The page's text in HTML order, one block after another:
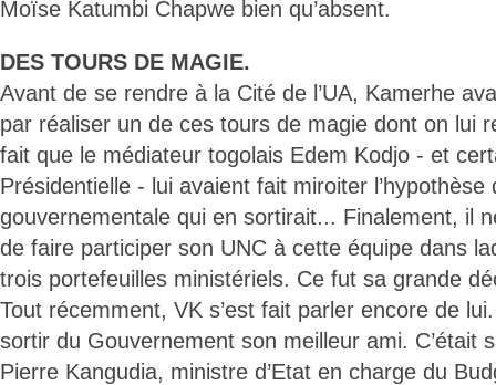
Moïse Katumbi Chapwe bien qu’absent.
DES TOURS DE MAGIE.
Avant de se rendre à la Cité de l’UA, Kamerhe
par réaliser un de ces tours de magie dont on lui
fait que le médiateur togolais Edem Kodjo - et
Présidentielle - lui avaient fait miroiter l’hypothèse
gouvernementale qui en sortirait... Finalement, il
de faire participer son UNC à cette équipe dans
trois portefeuilles ministériels. Ce fut sa grande
Tout récemment, VK s’est fait parler encore de
sortir du Gouvernement son meilleur ami. C’était
Pierre Kangudia, ministre d’Etat en charge du